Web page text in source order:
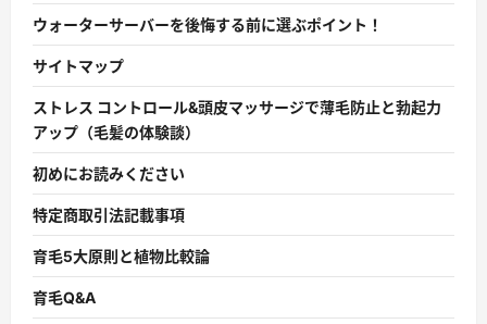
ウォーターサーバーを後悔する前に選ぶポイント！
サイトマップ
ストレス コントロール&頭皮マッサージで薄毛防止と勃起力
アップ（毛髪の体験談）
初めにお読みください
特定商取引法記載事項
育毛5大原則と植物比較論
育毛Q&A